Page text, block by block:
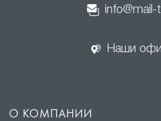
info@mail-
Наши
О КОМПАНИИ